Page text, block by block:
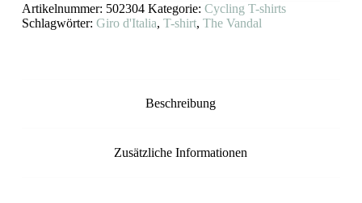
The
Vandal
Artikelnummer: 502304 Kategorie: Cycling T-shirts
Schlagwörter: Giro d'Italia, T-shirt, The Vandal
Beschreibung
Zusätzliche Informationen